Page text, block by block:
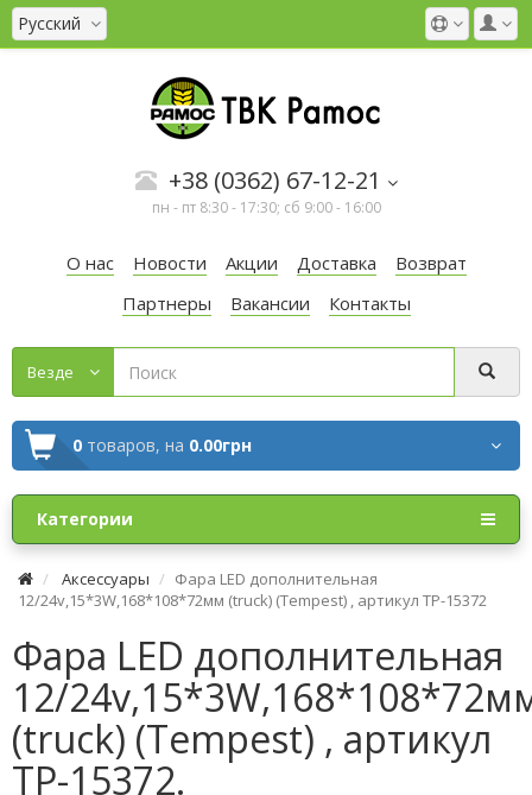
Русский
+38 (0362) 67-12-21
пн - пт 8:30 - 17:30; сб 9:00 - 16:00
О нас Новости Акции Доставка
Возврат
Партнеры
Вакансии Контакты
Везде
0 товаров, на 0.00грн
Категории
Аксессуары
Фара LED дополнительная
12/24v,15*3W,168*108*72мм (truck) (Tempest) , артикул TP-15372
Фара LED дополнительная
12/
(truck) (Tempest) , артикул
TP-15372.